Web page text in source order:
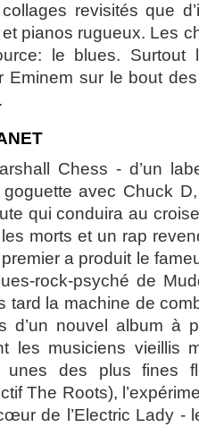
revisités que
pianos rugueux. Les
le blues. Surtout
Eminem sur le bout
Chess - d’un
goguette avec Chuck
qui conduira au
morts et un rap
a produit le
rock-psyché de
tard la machine de
d’un nouvel album à
les musiciens vieillis
unes des plus fines
The Roots),
de l’Electric Lady -